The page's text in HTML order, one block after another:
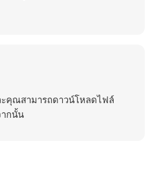
คุณสามารถดาวน์โหลดไฟล์
กนั้น